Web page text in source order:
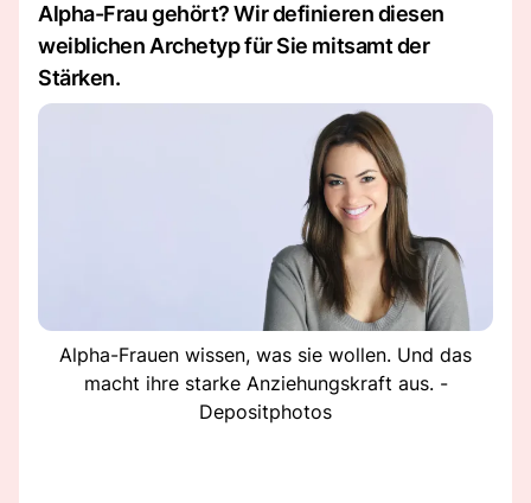
Alpha-Frau gehört? Wir definieren diesen
weiblichen Archetyp für Sie mitsamt der
Stärken.
Alpha-Frauen wissen, was sie wollen. Und das
macht ihre starke Anziehungskraft aus. -
Depositphotos